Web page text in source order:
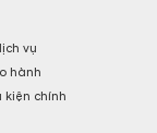
vụ
hành
kiện chính